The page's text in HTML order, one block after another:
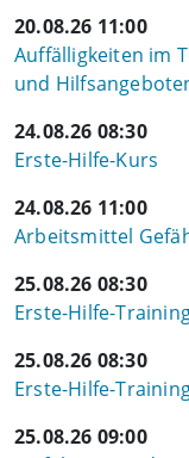
20.08.26 11:00
Auffälligkeiten im
und
24.08.26 08:30
Erste-Hilfe-Kurs
24.08.26 11:00
Arbeitsmittel
25.08.26 08:30
Erste-Hilfe-
25.08.26 08:30
Erste-Hilfe-
25.08.26 09:00